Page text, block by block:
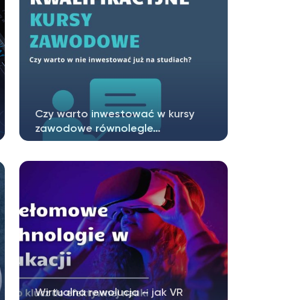
Czy warto inwestować w kursy
zawodowe równolegle…
rozwoju intelektualnego, poszerzania…
Wirtualna rewolucja – jak VR